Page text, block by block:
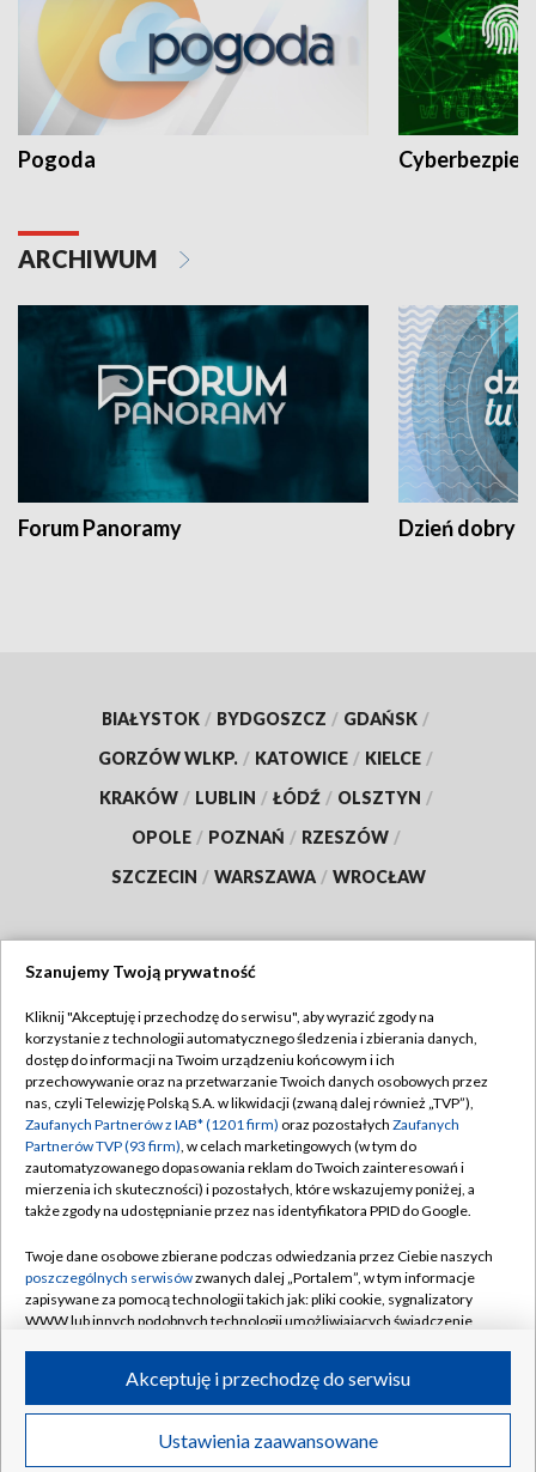
Pogoda
ARCHIWUM
Forum Panoramy Dzień dobry
BIAŁYSTOK / BYDGOSZCZ / GDAŃSK /
GORZÓW WLKP. / KATOWICE / KIELCE /
KRAKÓW / LUBLIN / ŁÓDŹ / OLSZTYN /
OPOLE / POZNAŃ / RZESZÓW /
SZCZECIN / WARSZAWA / WROCŁAW
TVP
Abonament TVP
Emisja w TVP
Centrum informacji TVP
Naziemna Telewizja Cyfrowa
Rada Programowa
System NOS
Informacje o nadawcy
Program dla prasy
Ogłoszenie przetargowe
Regulamin TVP
Polityka prywatności
Moje zgody
Pomoc
Kontakt
Kanały
©2026 Telewizja Polska S.A. w likwidacji
Szanujemy Twoją prywatność
Kliknij "Akceptuję i przechodzę do serwisu", aby wyrazić zgody na
korzystanie z technologii automatycznego śledzenia i zbierania danych,
dostęp do informacji na Twoim urządzeniu końcowym i ich
przechowywanie oraz na przetwarzanie Twoich danych osobowych przez
nas, czyli Telewizję Polską S.A. w likwidacji (zwaną dalej również „TVP”),
Zaufanych Partnerów z IAB* (1201 firm) oraz pozostałych Zaufanych
Partnerów TVP (93 firm), w celach marketingowych (w tym do
zautomatyzowanego dopasowania reklam do Twoich zainteresowań i
mierzenia ich skuteczności) i pozostałych, które wskazujemy poniżej, a
także zgody na udostępnianie przez nas identyfikatora PPID do Google.
Twoje dane osobowe zbierane podczas odwiedzania przez Ciebie naszych
poszczególnych serwisówzwanych dalej „Portalem”, w tym informacje
zapisywane za pomocą technologii takich jak: pliki cookie, sygnalizatory
WWW lub innych podobnych technologii umożliwiających świadczenie
ruchu w Internecie.
Twoje dane osobowe zbierane podczas odwiedzania przez Ciebie
poszczególnych serwisówna Portalu, takie jak adresy IP, identyfikatory
Ustawienia zaawansowane
Akceptuję i przechodzę do serwisu